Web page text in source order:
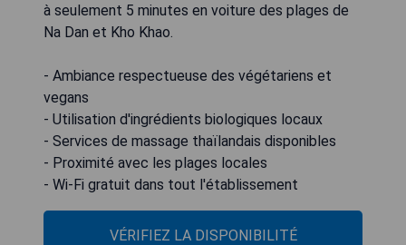
à seulement 5 minutes en voiture des plages de
Na Dan et Kho Khao.
- Ambiance respectueuse des végétariens et
vegans
- Utilisation d'ingrédients biologiques locaux
- Services de massage thaïlandais disponibles
- Proximité avec les plages locales
- Wi-Fi gratuit dans tout l'établissement
VÉRIFIEZ LA DISPONIBILITÉ